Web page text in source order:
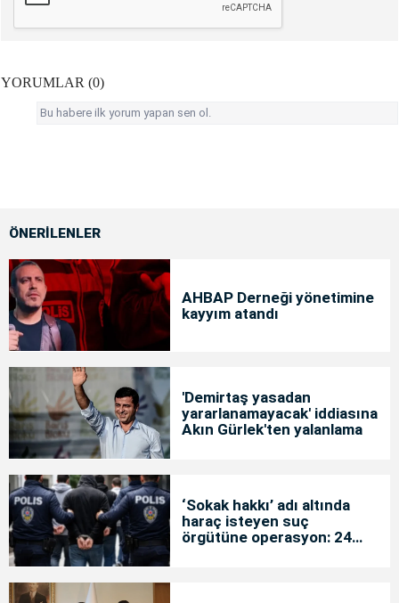
YORUMLAR (0)
Bu habere ilk yorum yapan sen ol.
ÖNERİLENLER
AHBAP Derneği yönetimine
kayyım atandı
'Demirtaş yasadan
yararlanamayacak' iddiasına
Akın Gürlek'ten yalanlama
‘Sokak hakkı’ adı altında
haraç isteyen suç
örgütüne operasyon: 24